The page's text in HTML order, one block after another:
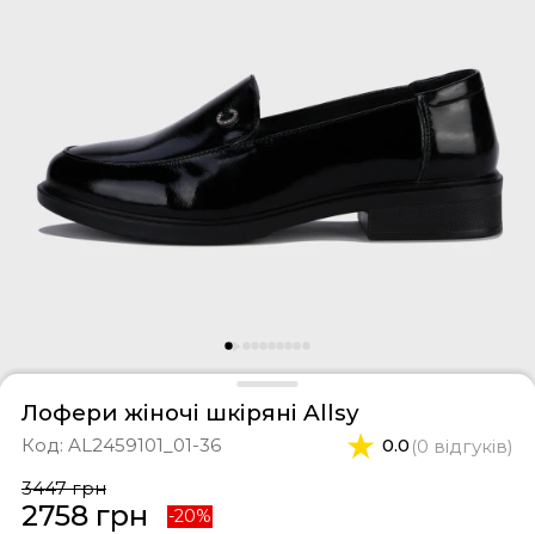
костюми
Лофери жіночі шкіряні Allsy
Код: AL2459101_01-36 0.0 (0 відгуків)
3447 грн
2758 грн -20%